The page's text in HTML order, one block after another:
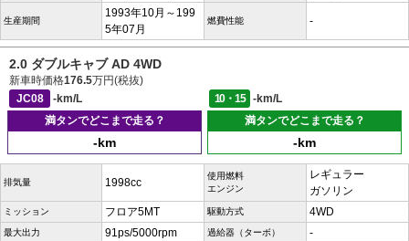
生産期間
1993年10月～199
5年07月
燃費性能 -
2.0 ダブルキャブ AD 4WD
新車時価格176.5万円(税抜)
JC08
-km/L 10・15
-km/L
満タンでどこまで走る？
-km
満タンでどこまで走る？
-km
排気量 1998cc
使用燃料
エンジン
レギュラー
ガソリン
ミッション フロア5MT 駆動方式 4WD
最大出力 91ps/5000rpm 過給器（ターボ） -